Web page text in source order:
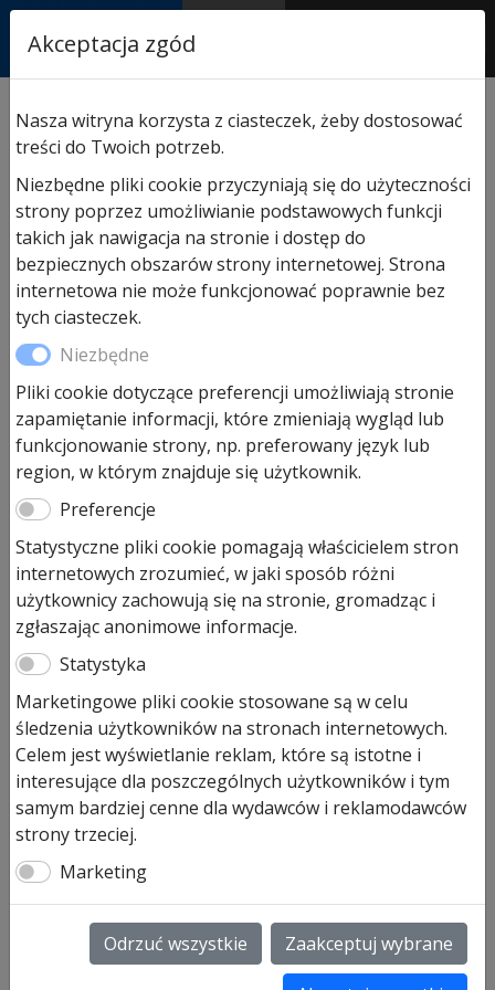
AUTORYZOWANY
PARTNER & SERWIS
segmentowych garażowych/ Sprężyna do bramy
segmentowej garażowej nr R707
Promocja!
Sprężyna do bramy
Akceptacja zgód
Nasza witryna korzysta z ciasteczek, żeby dostosować
treści do Twoich potrzeb.
Niezbędne pliki cookie przyczyniają się do użyteczności
strony poprzez umożliwianie podstawowych funkcji
takich jak nawigacja na stronie i dostęp do
bezpiecznych obszarów strony internetowej. Strona
internetowa nie może funkcjonować poprawnie bez
tych ciasteczek.
Niezbędne
Pliki cookie dotyczące preferencji umożliwiają stronie
zapamiętanie informacji, które zmieniają wygląd lub
funkcjonowanie strony, np. preferowany język lub
region, w którym znajduje się użytkownik.
Preferencje
Statystyczne pliki cookie pomagają właścicielem stron
internetowych zrozumieć, w jaki sposób różni
użytkownicy zachowują się na stronie, gromadząc i
zgłaszając anonimowe informacje.
Statystyka
Marketingowe pliki cookie stosowane są w celu
śledzenia użytkowników na stronach internetowych.
Celem jest wyświetlanie reklam, które są istotne i
interesujące dla poszczególnych użytkowników i tym
samym bardziej cenne dla wydawców i reklamodawców
strony trzeciej.
Marketing
Odrzuć wszystkie Zaakceptuj wybrane